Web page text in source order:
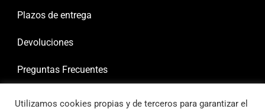
Plazos de entrega
Devoluciones
Preguntas Frecuentes
Utilizamos cookies propias y de terceros para garantizar el